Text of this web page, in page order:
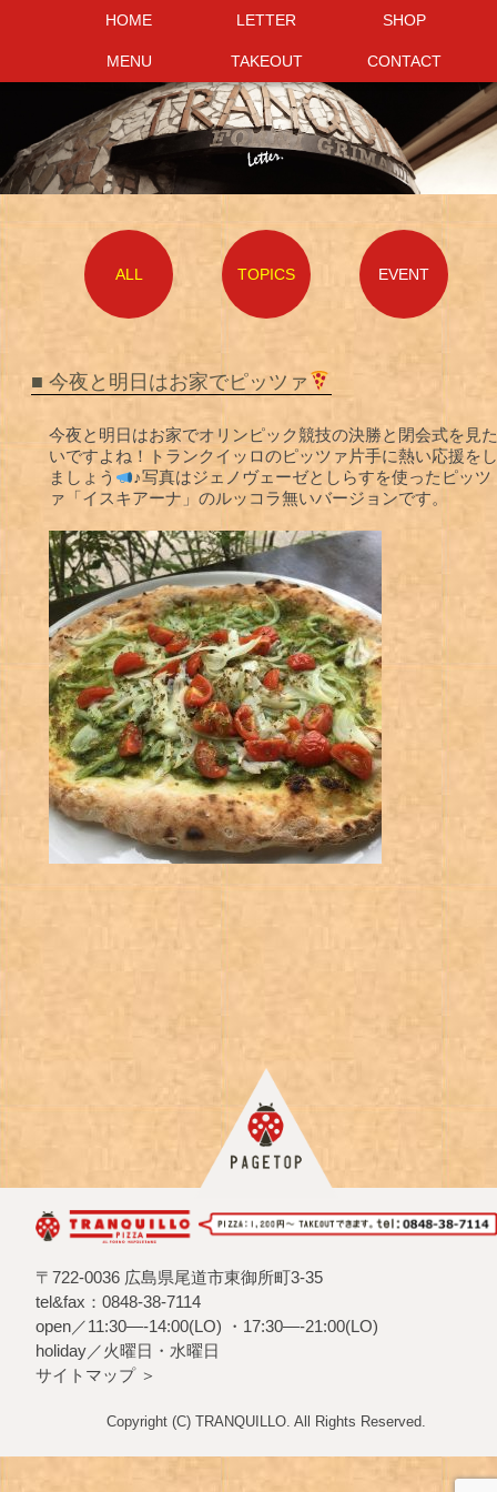
HOME LETTER SHOP
MENU TAKEOUT CONTACT
HOME LETTER SHOP
MENU TAKEOUT CONTACT
ALL TOPICS EVENT
■ 今夜と明日はお家でピッツァ
今夜と明日はお家でオリンピック競技の決勝と閉会式を見た
いですよね！トランクイッロのピッツァ片手に熱い応援をし
ましょう
♪写真はジェノヴェーゼとしらすを使ったピッツ
ァ「イスキアーナ」のルッコラ無いバージョンです。
〒722-0036 広島県尾道市東御所町3-35
tel&fax：0848-38-7114
open／11:30—-14:00(LO) ・17:30—-21:00(LO)
holiday／火曜日・水曜日
サイトマップ ＞
Copyright (C) TRANQUILLO. All Rights Reserved.